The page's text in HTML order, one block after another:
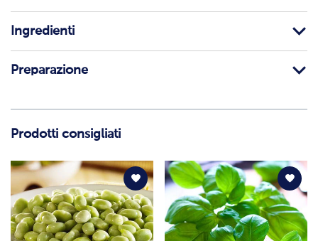
Ingredienti
Preparazione
Prodotti consigliati